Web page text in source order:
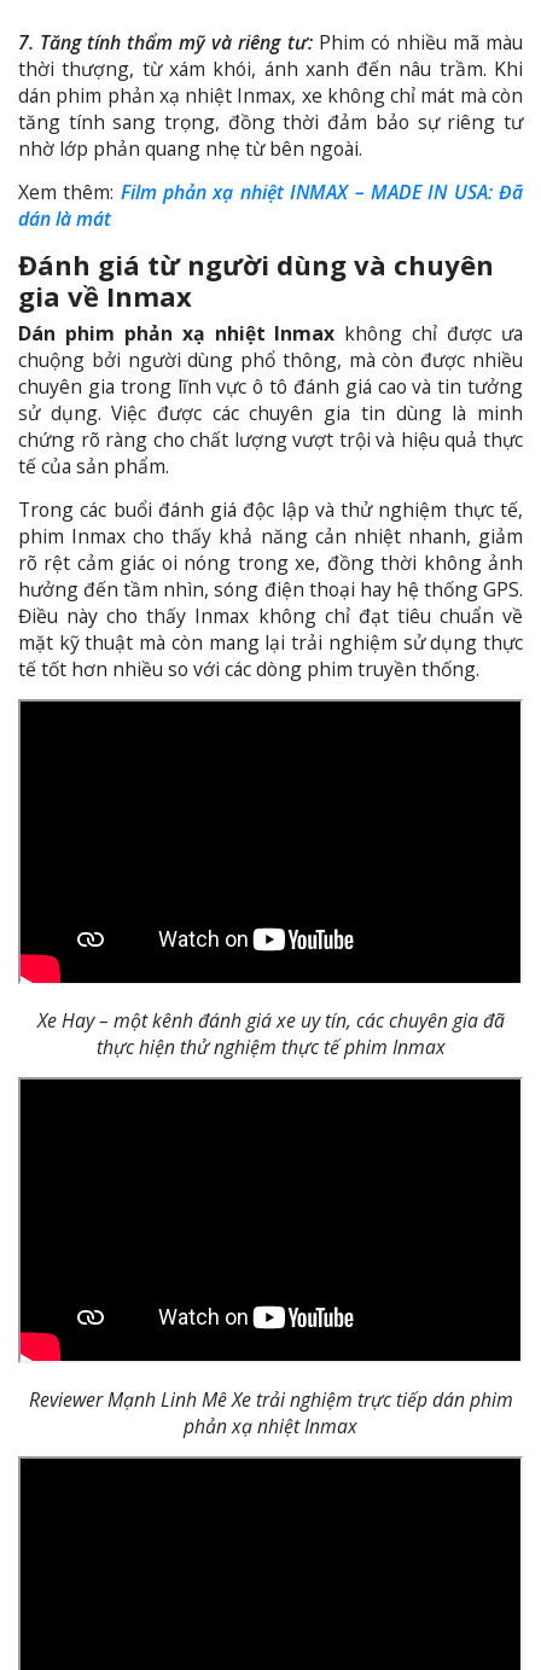
7. Tăng tính thẩm mỹ và riêng tư:Phim có nhiều mã màu
thời thượng, từ xám khói, ánh xanh đến nâu trầm. Khi
dán phim phản xạ nhiệt Inmax, xe không chỉ mát mà còn
tăng tính sang trọng, đồng thời đảm bảo sự riêng tư
nhờ lớp phản quang nhẹ từ bên ngoài.
Xem thêm: Film phản xạ nhiệt INMAX – MADE IN USA: Đã
dán là mát
Đánh giá từ người dùng và chuyên
gia về Inmax
Dán phim phản xạ nhiệt Inmax không chỉ được ưa
chuộng bởi người dùng phổ thông, mà còn được nhiều
chuyên gia trong lĩnh vực ô tô đánh giá cao và tin tưởng
sử dụng. Việc được các chuyên gia tin dùng là minh
chứng rõ ràng cho chất lượng vượt trội và hiệu quả thực
tế của sản phẩm.
Trong các buổi đánh giá độc lập và thử nghiệm thực tế,
phim Inmax cho thấy khả năng cản nhiệt nhanh, giảm
rõ rệt cảm giác oi nóng trong xe, đồng thời không ảnh
hưởng đến tầm nhìn, sóng điện thoại hay hệ thống GPS.
Điều này cho thấy Inmax không chỉ đạt tiêu chuẩn về
mặt kỹ thuật mà còn mang lại trải nghiệm sử dụng thực
tế tốt hơn nhiều so với các dòng phim truyền thống.
Xe Hay – một kênh đánh giá xe uy tín, các chuyên gia đã
thực hiện thử nghiệm thực tế phim Inmax
Reviewer Mạnh Linh Mê Xe trải nghiệm trực tiếp dán phim
phản xạ nhiệt Inmax